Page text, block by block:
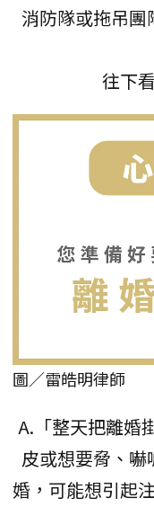
消防隊或拖吊
往下
圖／雷皓明律師
A.「整天把離婚
皮或想要脅、
婚，可能想引起